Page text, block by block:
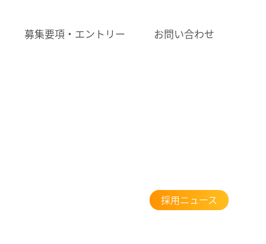
募集要項・エントリー お問い合わせ
採用ニュース